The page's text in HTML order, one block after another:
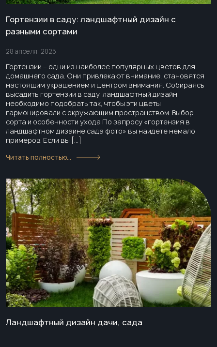
Гортензии в саду: ландшафтный дизайн с
разными сортами
28 апреля, 2025
Гортензии – одни из наиболее популярных цветов для
домашнего сада. Они привлекают внимание, становятся
настоящим украшением и центром внимания. Собираясь
высадить гортензии в саду, ландшафтный дизайн
необходимо подобрать так, чтобы эти цветы
гармонировали с окружающим пространством. Выбор
сорта и особенности ухода По запросу «гортензия в
ландшафтном дизайне сада фото» вы найдете немало
примеров. Если вы […]
Читать полностью...
Ландшафтный дизайн дачи, сада